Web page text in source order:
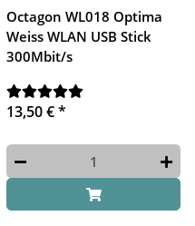
Octagon WL018 Optima
Weiss WLAN USB Stick
300Mbit/s
13,50 €*